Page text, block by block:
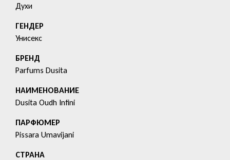
Духи
ГЕНДЕР
Унисекс
БРЕНД
Parfums Dusita
HАИМЕНОВАНИЕ
Dusita Oudh Infini
ПАРФЮМЕР
Pissara Umavijani
СТРАНА